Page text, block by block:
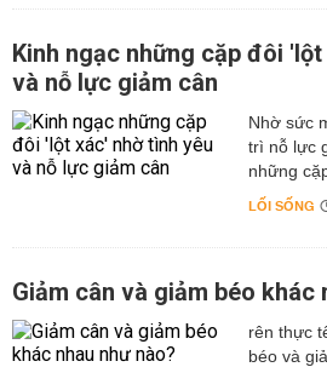
Kinh ngạc những cặp đôi
và nỗ lực giảm cân
Nhờ sức
trì nỗ lực
những
LỐI SỐNG
Giảm cân và giảm béo khác
rên thực
béo và